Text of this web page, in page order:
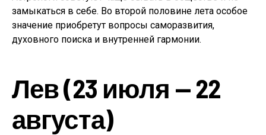
замыкаться в себе. Во второй половине лета особое
значение приобретут вопросы саморазвития,
духовного поиска и внутренней гармонии.
Лев (23 июля — 22
августа)